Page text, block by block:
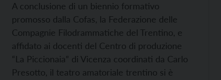
A conclusione di un biennio formativo
promosso dalla Cofas, la Federazione delle
Compagnie Filodrammatiche del Trentino, e
affidato ai docenti del Centro di produzione
“La Piccionaia” di Vicenza coordinati da Carlo
Presotto, il teatro amatoriale trentino si è